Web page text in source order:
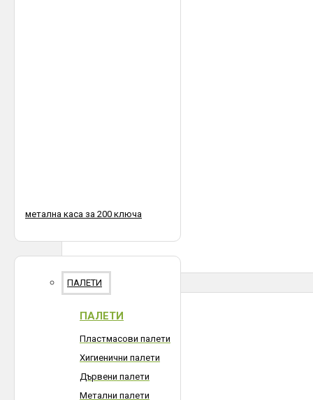
ПАЛЕТИ
ПАЛЕТИ
Пластмасови палети
Хигиенични палети
Дървени палети
Метални палети
метална каса за 200 ключа